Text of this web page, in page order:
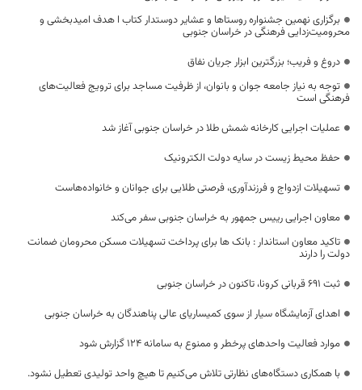
برگزاری نهمین جشنواره روستاها و عشایر دوستدار کتاب ا هدف امیدبخشی و
محرومیت‌زدایی فرهنگی در خراسان جنوبی
دروغ و فریب؛ بزرگترین ابزار جریان نفاق
توجه به نیاز جامعه جوان و بانوان، از ظرفیت مساجد برای ترویج فعالیت‌های
فرهنگی است
عملیات اجرایی کارخانه شمش طلا در خراسان جنوبی آغاز شد
حفظ محیط زیست در سایه دولت الکترونیک
تسهیلات ازدواج و فرزندآوری، فرصتی طلایی برای جوانان و خانواده‌هاست
معاون اجرایی رییس جمهور به خراسان جنوبی سفر می‌کند
تاکید معاون استاندار : بانک ها برای پرداخت تسهیلات مسکن محرومان ضمانت
دولت را دارند
ثبت ۶۹۱ قربانی کرونا، تاکنون در خراسان جنوبی
اهدای آزمایشگاه سیار از سوی کمیساریای عالی پناهندگان به خراسان جنوبی
موارد فعالیت واحدهای پرخطر و ممنوع به سامانه ۱۲۴ گزارش شود
با همکاری دستگاه‌های نظارتی تلاش می‌کنیم تا هیچ واحد تولیدی تعطیل نشود.